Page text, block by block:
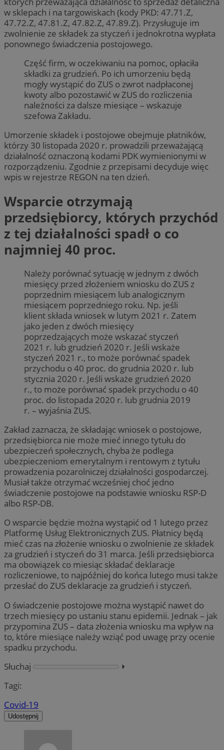
w sklepach i na targowiskach (kody PKD: 47.71.Z,
47.72.Z, 47.81.Z, 47.82.Z, 47.89.Z). Przysługuje im
zwolnienie ze składek za styczeń i jednokrotna wypłata
ponownego świadczenia postojowego.
Część firm, w oczekiwaniu na pomoc, opłaciła
składki za grudzień. Po ich umorzeniu będą
mogły wystąpić do ZUS o zwrot nadpłaconej
kwoty albo pozostawić w ZUS do rozliczenia
należności za dalsze miesiące – wskazuje
szefowa Zakładu.
Umorzenie składek i postojowe obejmuje płatników,
którzy 30 listopada 2020 r. prowadzili przeważającą
działalność oznaczoną kodami PDK wymienionymi w
rozporządzeniu. Zgodnie z przepisami decyduje więc
wpis w rejestrze REGON na ten dzień.
Wsparcie otrzymają
przedsiębiorcy, których przychód
z tej działalności spadł o co
najmniej 40 proc.
Należy porównać sytuację w jednym z dwóch
miesięcy przed złożeniem wniosku do ZUS z
poprzednim miesiącem lub analogicznym
miesiącem poprzedniego roku. Np. jeśli
klient składa wniosek w lutym 2021 r. Zatem
jako jeden z dwóch miesięcy
poprzedzających może wskazać styczeń
2021 r. lub grudzień 2020 r. Jeśli wskaże
styczeń 2021 r., to może porównać spadek
przychodu o 40 proc. do grudnia 2020 r. lub
stycznia 2020 r. Jeśli wskaże grudzień 2020
r., to może porównać spadek przychodu o 40
proc. do listopada 2020 r. lub grudnia 2019
r. – wyjaśnia ZUS.
Zakład zaznacza, że składając wniosek o postojowe,
przedsiębiorca nie może mieć innego tytułu do
ubezpieczeń społecznych, chyba że podlega
ubezpieczeniom emerytalnym i rentowym z tytułu
prowadzenia pozarolniczej działalności gospodarczej.
Musiał także otrzymać wcześniej choć jedno
świadczenie postojowe na podstawie wniosku RSP-D
albo RSP-DB.
O wsparcie będzie można wystąpić od 1 lutego przez
Platformę Usług Elektronicznych ZUS. Płatnicy będą
mieć czas na złożenie wniosku o zwolnienie ze składek
za grudzień i styczeń do 31 marca. Jeśli przedsiębiorca
ma obowiązek co miesiąc składać deklaracje
rozliczeniowe, to najpóźniej do końca lutego musi także
przesłać do ZUS deklaracje za grudzień i styczeń.
O świadczenie postojowe można wystąpić nawet do
trzech miesięcy po ustaniu stanu epidemii. Jednak – jak
przypomina ZUS – data złożenia wniosku ma wpływ na
to, które miesiące należy wziąć pod uwagę przy ocenie
spadku przychodu.
Słuchaj
⏵︎
Tagi:
Covid-19
Udostępnij